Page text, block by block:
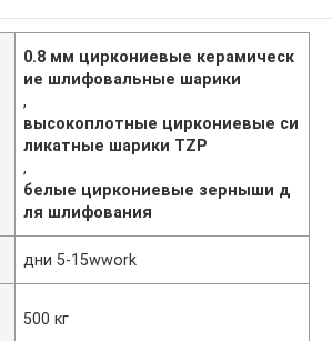
0.8 мм циркониевые керамическ
ие шлифовальные шарики
,
высокоплотные циркониевые си
ликатные шарики TZP
,
белые циркониевые зерныши д
ля шлифования
дни 5-15wwork
500 кг